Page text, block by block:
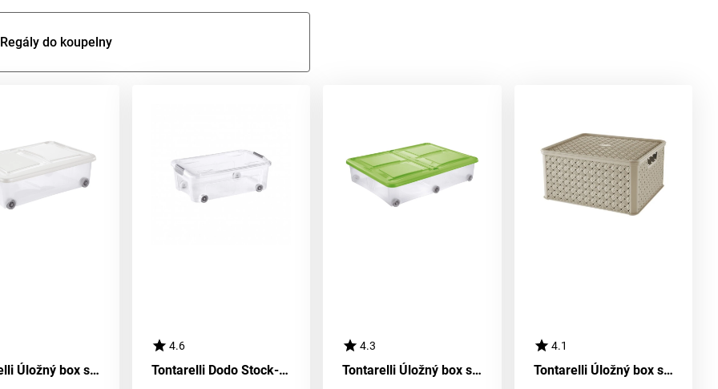
Regály do koupelny
Tontarelli Úložný box s víkem Stockbox 28 l, transparentní/krémová
4.6
Tontarelli Dodo Stock-Box s víkem 56 l
4.3
Tontarelli Úložný box s víkem Stockbox 61 l, transparentní/zelená
4.1
Tontarelli Úložný box s víkem Arianna 13 l, krémová